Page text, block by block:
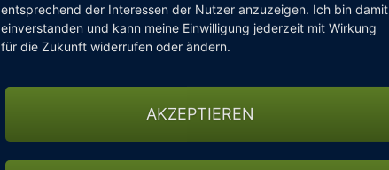
entsprechend der Interessen der Nutzer anzuzeigen. Ich bin damit
einverstanden und kann meine Einwilligung jederzeit mit Wirkung
für die Zukunft widerrufen oder ändern.
AKZEPTIEREN